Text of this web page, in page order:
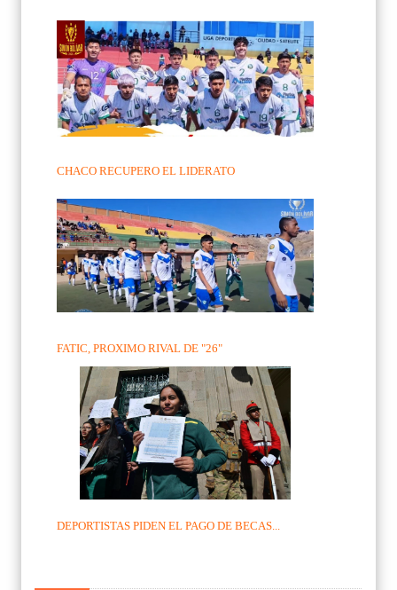
CHACO RECUPERO EL LIDERATO
FATIC, PROXIMO RIVAL DE "26"
DEPORTISTAS PIDEN EL PAGO DE BECAS...